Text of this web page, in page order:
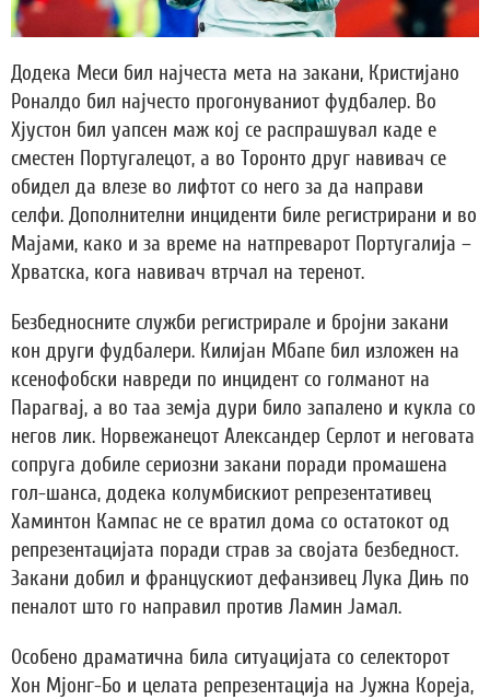
Додека Меси бил најчеста мета на закани, Кристијано
Роналдо бил најчесто прогонуваниот фудбалер. Во
Хјустон бил уапсен маж кој се распрашувал каде е
сместен Португалецот, а во Торонто друг навивач се
обидел да влезе во лифтот со него за да направи
селфи. Дополнителни инциденти биле регистрирани и во
Мајами, како и за време на натпреварот Португалија –
Хрватска, кога навивач втрчал на теренот.
Безбедносните служби регистрирале и бројни закани
кон други фудбалери. Килијан Мбапе бил изложен на
ксенофобски навреди по инцидент со голманот на
Парагвај, а во таа земја дури било запалено и кукла со
негов лик. Норвежанецот Александер Серлот и неговата
сопруга добиле сериозни закани поради промашена
гол-шанса, додека колумбискиот репрезентативец
Хаминтон Кампас не се вратил дома со остатокот од
репрезентацијата поради страв за својата безбедност.
Закани добил и францускиот дефанзивец Лука Дињ по
пеналот што го направил против Ламин Јамал.
Особено драматична била ситуацијата со селекторот
Хон Мјонг-Бо и целата репрезентација на Јужна Кореја,